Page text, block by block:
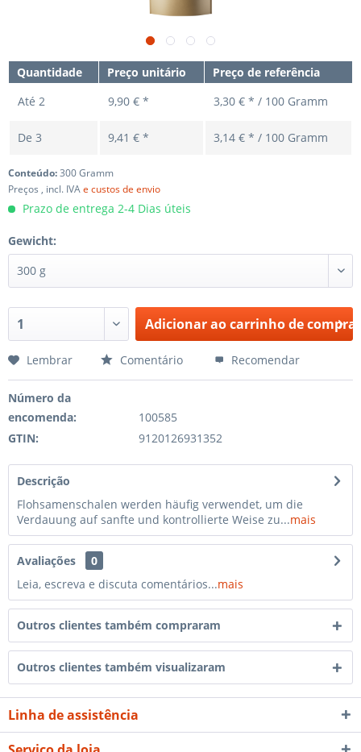
Quantidade Preço unitário
Preço de referência
Até 2 9,90 € * 3,30 € * / 100 Gramm
De 3 9,41 € * 3,14 € * / 100 Gramm
Conteúdo:300 Gramm
Preços , incl. IVAe custos de envio
Prazo de entrega 2-4 Dias úteis
Gewicht:
Adicionar ao carrinho de
Lembrar Comentário Recomendar
Número da
encomenda:
100585
GTIN:
9120126931352
Descrição
Flohsamenschalen werden häufig verwendet, um die
Verdauung auf sanfte und kontrollierte Weise zu...mais
Avaliações
0
Leia, escreva e discuta comentários...mais
Outros clientes também compraram
Outros clientes também visualizaram
Linha de assistência